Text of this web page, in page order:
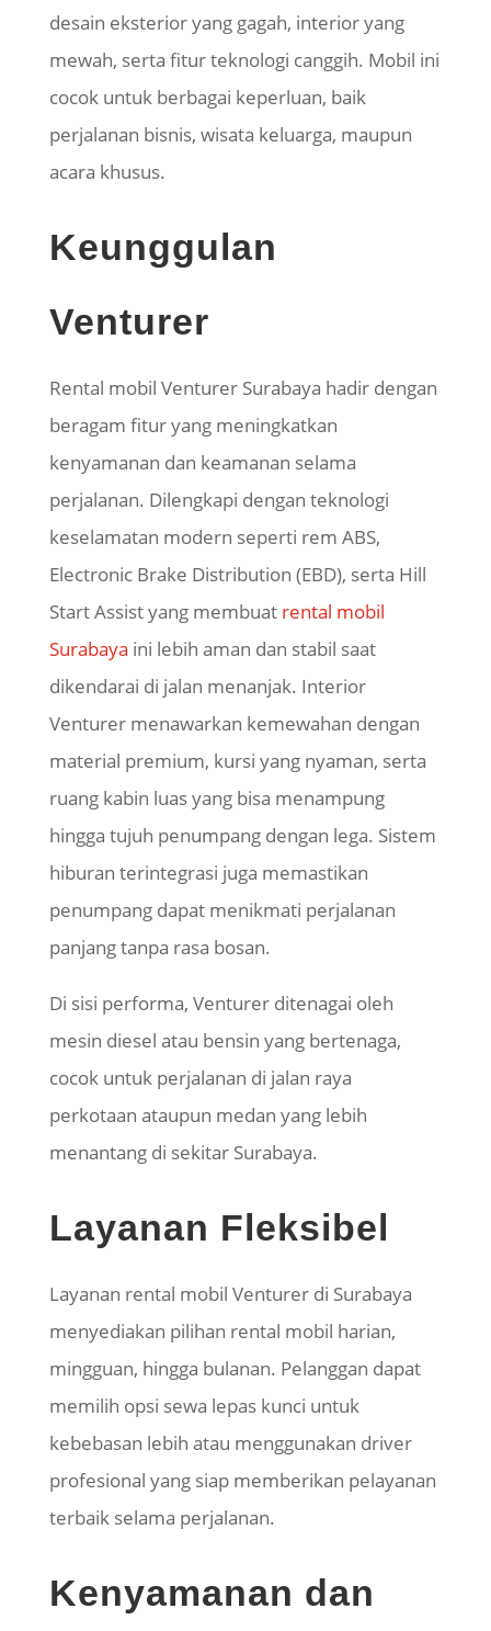
desain eksterior yang gagah, interior yang
mewah, serta fitur teknologi canggih. Mobil ini
cocok untuk berbagai keperluan, baik
perjalanan bisnis, wisata keluarga, maupun
acara khusus.
Keunggulan
Venturer
Rental mobil Venturer Surabaya hadir dengan
beragam fitur yang meningkatkan
kenyamanan dan keamanan selama
perjalanan. Dilengkapi dengan teknologi
keselamatan modern seperti rem ABS,
Electronic Brake Distribution (EBD), serta Hill
Start Assist yang membuat rental mobil
Surabaya ini lebih aman dan stabil saat
dikendarai di jalan menanjak. Interior
Venturer menawarkan kemewahan dengan
material premium, kursi yang nyaman, serta
ruang kabin luas yang bisa menampung
hingga tujuh penumpang dengan lega. Sistem
hiburan terintegrasi juga memastikan
penumpang dapat menikmati perjalanan
panjang tanpa rasa bosan.
Di sisi performa, Venturer ditenagai oleh
mesin diesel atau bensin yang bertenaga,
cocok untuk perjalanan di jalan raya
perkotaan ataupun medan yang lebih
menantang di sekitar Surabaya.
Layanan Fleksibel
Layanan rental mobil Venturer di Surabaya
menyediakan pilihan rental mobil harian,
mingguan, hingga bulanan. Pelanggan dapat
memilih opsi sewa lepas kunci untuk
kebebasan lebih atau menggunakan driver
profesional yang siap memberikan pelayanan
terbaik selama perjalanan.
Kenyamanan dan